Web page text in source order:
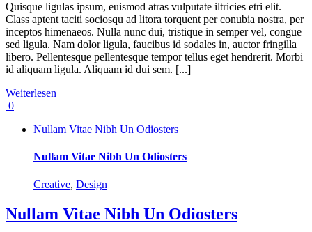
Quisque ligulas ipsum, euismod atras vulputate iltricies etri elit.
Class aptent taciti sociosqu ad litora torquent per conubia nostra, per
inceptos himenaeos. Nulla nunc dui, tristique in semper vel, congue
sed ligula. Nam dolor ligula, faucibus id sodales in, auctor fringilla
libero. Pellentesque pellentesque tempor tellus eget hendrerit. Morbi
id aliquam ligula. Aliquam id dui sem. [...]
Weiterlesen
0
Nullam Vitae Nibh Un Odiosters
Nullam Vitae Nibh Un Odiosters
Creative, Design
Nullam Vitae Nibh Un Odiosters